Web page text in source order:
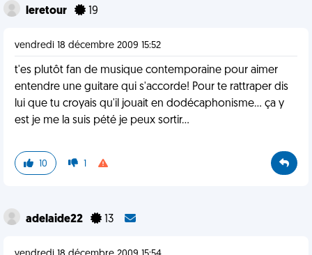
leretour 19
vendredi 18 décembre 2009 15:52
t'es plutôt fan de musique contemporaine pour aimer
entendre une guitare qui s'accorde! Pour te rattraper dis
lui que tu croyais qu'il jouait en dodécaphonisme... ça y
est je me la suis pété je peux sortir...
10 1
adelaide22 13